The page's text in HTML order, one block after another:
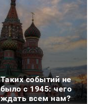
Таких событий не
было с 1945: чего
ждать всем нам?